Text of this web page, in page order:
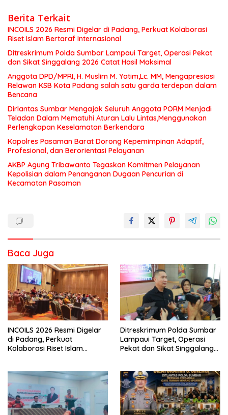
Berita Terkait
INCOILS 2026 Resmi Digelar di Padang, Perkuat Kolaborasi
Riset Islam Bertaraf Internasional
Ditreskrimum Polda Sumbar Lampaui Target, Operasi Pekat
dan Sikat Singgalang 2026 Catat Hasil Maksimal
Anggota DPD/MPRI, H. Muslim M. Yatim,Lc. MM, Mengapresiasi
Relawan KSB Kota Padang salah satu garda terdepan dalam
Bencana
Dirlantas Sumbar Mengajak Seluruh Anggota PORM Menjadi
Teladan Dalam Mematuhi Aturan Lalu Lintas,Menggunakan
Perlengkapan Keselamatan Berkendara
Kapolres Pasaman Barat Dorong Kepemimpinan Adaptif,
Profesional, dan Berorientasi Pelayanan
AKBP Agung Tribawanto Tegaskan Komitmen Pelayanan
Kepolisian dalam Penanganan Dugaan Pencurian di
Kecamatan Pasaman
Baca Juga
INCOILS 2026 Resmi Digelar
di Padang, Perkuat
Kolaborasi Riset Islam
Ditreskrimum Polda Sumbar
Lampaui Target, Operasi
Pekat dan Sikat Singgalang